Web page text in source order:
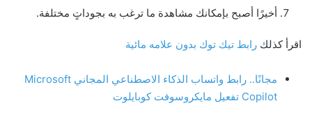
أخيرًا أصبح بإمكانك مشاهدة ما ترغب به بجوداتٍ مختلفة.
اقرأ كذلك رابط تيك توك بدون علامه مائية
مجانًا.. رابط واتساب الذكاء الاصطناعي المجاني Microsoft
Copilot تفعيل مايكروسوفت كوبايلوت